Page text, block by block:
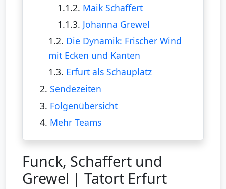
1.1.2. Maik Schaffert
1.1.3. Johanna Grewel
1.2. Die Dynamik: Frischer Wind
mit Ecken und Kanten
1.3. Erfurt als Schauplatz
2. Sendezeiten
3. Folgenübersicht
4. Mehr Teams
Funck, Schaffert und
Grewel | Tatort Erfurt